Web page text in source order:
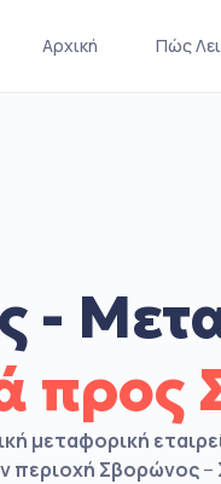
Αρχική Πώς
-
προς
μεταφορική
περιοχή Σβορώνος–